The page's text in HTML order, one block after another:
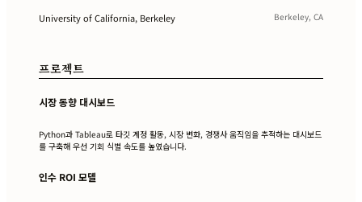
University of California, Berkeley Berkeley, CA
프로젝트
시장 동향 대시보드
Python과 Tableau로 타깃 계정 활동, 시장 변화, 경쟁사 움직임을 추적하는 대시보드
를 구축해 우선 기회 식별 속도를 높였습니다.
인수 ROI 모델